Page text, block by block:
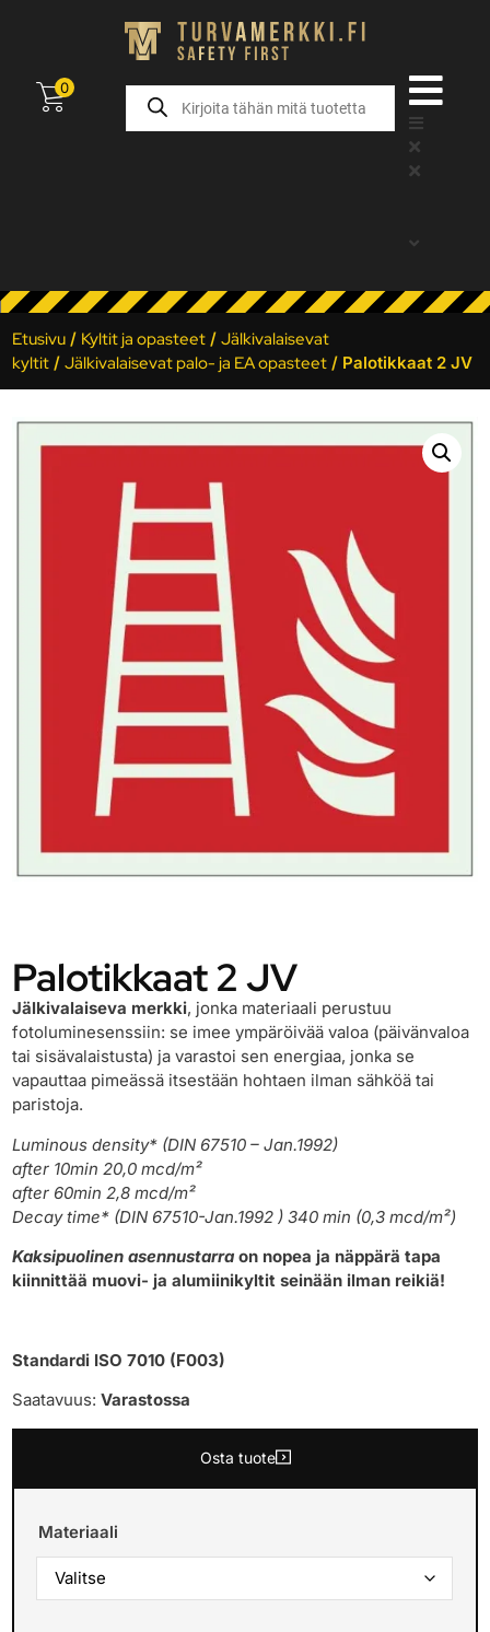
0
Etusivu / Kyltit ja opasteet /Jälkivalaisevat
kyltit /Jälkivalaisevat palo- ja EA opasteet / Palotikkaat 2 JV
Palotikkaat 2 JV
Jälkivalaiseva merkki, jonka materiaali perustuu
fotoluminesenssiin: se imee ympäröivää valoa (päivänvaloa
tai sisävalaistusta) ja varastoi sen energiaa, jonka se
vapauttaa pimeässä itsestään hohtaen ilman sähköä tai
paristoja.
Luminous density* (DIN 67510 – Jan.1992)
after 10min 20,0 mcd/m²
after 60min 2,8 mcd/m²
Decay time* (DIN 67510-Jan.1992 ) 340 min (0,3 mcd/m²)
Kaksipuolinen asennustarraon nopea ja näppärä tapa
kiinnittää muovi- ja alumiinikyltit seinään ilman reikiä!
Standardi ISO 7010 (F003)
Saatavuus:Varastossa
Osta tuote
Materiaali